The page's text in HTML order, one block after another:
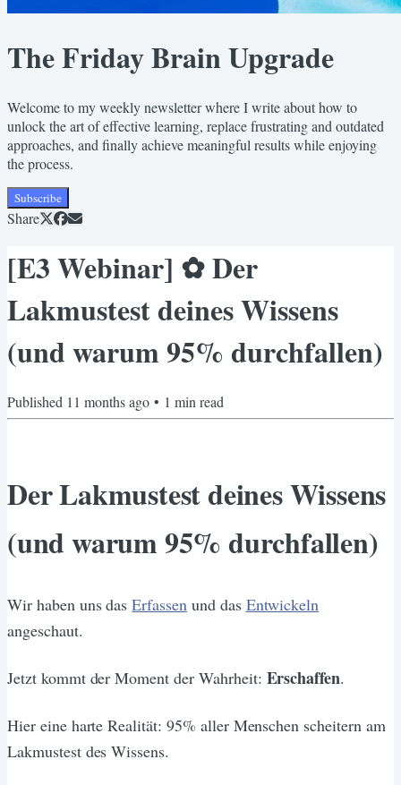
The Friday Brain Upgrade
Welcome to my weekly newsletter where I write about how to
unlock the art of effective learning, replace frustrating and outdated
approaches, and finally achieve meaningful results while enjoying
the process.
Subscribe
Share
[E3 Webinar] ✿ Der
Lakmustest deines Wissens
(und warum 95% durchfallen)
Published 11 months ago • 1 min read
Der Lakmustest deines Wissens
(und warum 95% durchfallen)
Wir haben uns dasErfassen und das Entwickeln
angeschaut.
Jetzt kommt der Moment der Wahrheit: Erschaffen.
Hier eine harte Realität: 95% aller Menschen scheitern am
Lakmustest des Wissens.